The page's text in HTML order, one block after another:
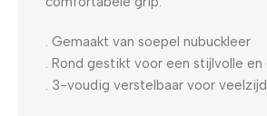
. Gemaakt van soepel nubuckleer
. Rond gestikt voor een stijlvolle
. 3-voudig verstelbaar voor